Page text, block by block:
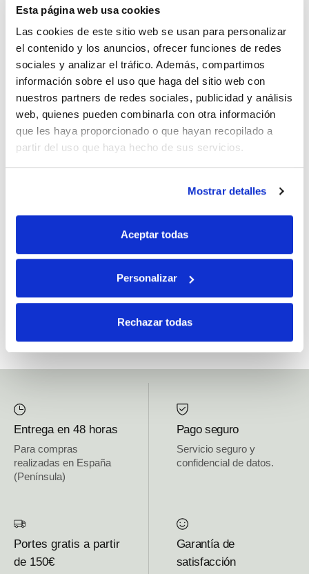
Esta página web usa cookies
Las cookies de este sitio web se usan para personalizar
el contenido y los anuncios, ofrecer funciones de redes
sociales y analizar el tráfico. Además, compartimos
información sobre el uso que haga del sitio web con
nuestros partners de redes sociales, publicidad y análisis
web, quienes pueden combinarla con otra información
que les haya proporcionado o que hayan recopilado a
partir del uso que haya hecho de sus servicios.
Mostrar detalles
Aceptar todas
Personalizar
Rechazar todas
con tu primera compra.
Apúntate a nuestra newsletter para recibir nuestrasofertas
disfruta de un 10% de descuento en tu primera compra.
mensajería online, derechos: Acceder, rectificar y suprimir los datos, así como
otros derechos, como se explica en la información adicional.
SUBSCRIBETE AHORA
Entrega en 48 horas
Para compras
realizadas en España
(Península)
Pago seguro
Servicio seguro y
confidencial de datos.
Portes gratis a partir
de 150€
Garantía de
satisfacción